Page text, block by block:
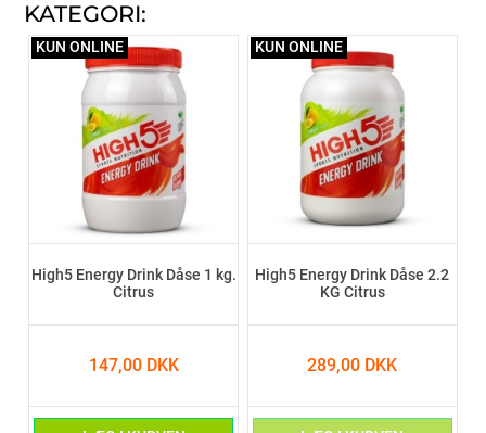
KATEGORI:
High5 Energy Drink Dåse 1 kg.
Citrus
147,00 DKK
KUN ONLINE
High5 Energy Drink Dåse 2.2
KG Citrus
289,00 DKK
KUN ONLINE